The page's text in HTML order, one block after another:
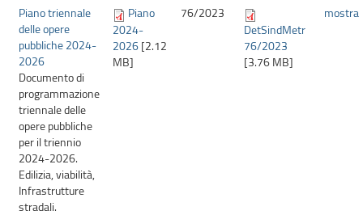
Piano triennale
delle opere
pubbliche 2024-
2026
Documento di
programmazione
triennale delle
opere pubbliche
per il triennio
2024-2026.
Edilizia, viabilità,
Infrastrutture
stradali.
Piano
2024-
2026 [2.12
MB]
76/2023
DetSindMetr
76/2023
[3.76 MB]
mostra